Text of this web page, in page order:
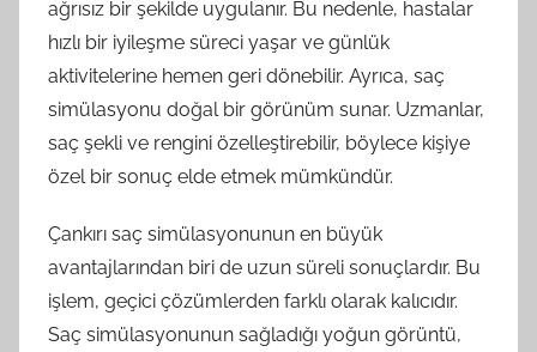
ağrısız bir şekilde uygulanır. Bu nedenle, hastalar
hızlı bir iyileşme süreci yaşar ve günlük
aktivitelerine hemen geri dönebilir. Ayrıca, saç
simülasyonu doğal bir görünüm sunar. Uzmanlar,
saç şekli ve rengini özelleştirebilir, böylece kişiye
özel bir sonuç elde etmek mümkündür.
Çankırı saç simülasyonunun en büyük
avantajlarından biri de uzun süreli sonuçlardır. Bu
işlem, geçici çözümlerden farklı olarak kalıcıdır.
Saç simülasyonunun sağladığı yoğun görüntü,